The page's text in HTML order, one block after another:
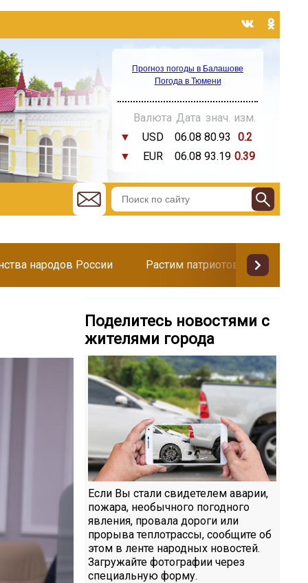
Прогноз погоды в Балашове
Погода в Тюмени
Валюта Дата знач. изм.
▼
USD 06.08 80.93
0.2
▼
EUR 06.08 93.19 0.39
народов России Растим патриотов
Поделитесь новостями с
жителями города
Если Вы стали свидетелем аварии,
пожара, необычного погодного
явления, провала дороги или
прорыва теплотрассы, сообщите об
этом в ленте народных новостей.
Загружайте фотографии через
специальную форму.